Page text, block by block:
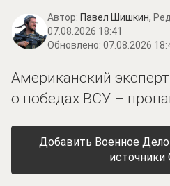
Автор: Павел Шишкин,
07.08.2026 18:41
Обновлено: 07.08.2026
Американский
о победах ВСУ –
Добавить Военное
источники